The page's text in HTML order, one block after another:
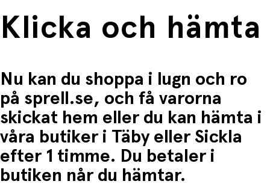
Klicka och hämta
Nu kan du shoppa i lugn och ro
på sprell.se, och få varorna
skickat hem eller du kan hämta i
våra butiker i Täby eller Sickla
efter 1 timme. Du betaler i
butiken når du hämtar.